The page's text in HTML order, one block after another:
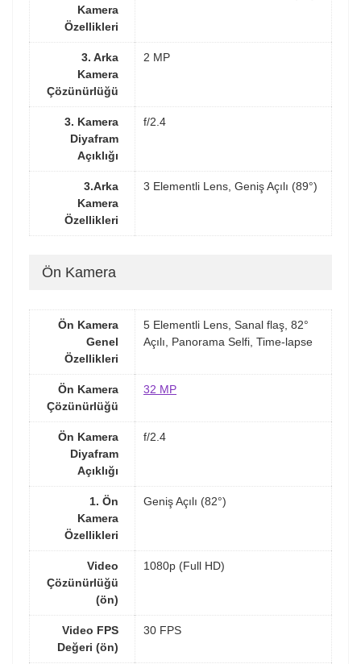
Kamera
Özellikleri
3. Arka
Kamera
Çözünürlüğü
2 MP
3. Kamera
Diyafram
Açıklığı
f/2.4
3.Arka
Kamera
Özellikleri
3 Elementli Lens, Geniş Açılı (89°)
Ön Kamera
Ön Kamera
Genel
Özellikleri
5 Elementli Lens, Sanal flaş, 82°
Açılı, Panorama Selfi, Time-lapse
Ön Kamera
Çözünürlüğü
32 MP
Ön Kamera
Diyafram
Açıklığı
f/2.4
1. Ön
Kamera
Özellikleri
Geniş Açılı (82°)
Video
Çözünürlüğü
(ön)
1080p (Full HD)
Video FPS
Değeri (ön)
30 FPS